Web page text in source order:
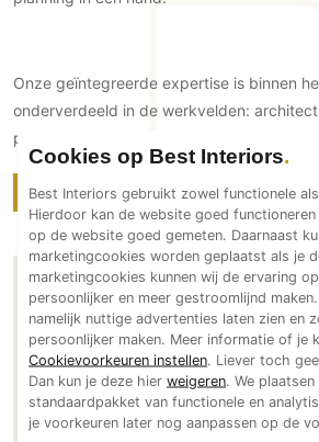
Thuisbioscoop
Domotica
Mirror TV
Fitnessapparatuur
Wifi
Overig
Aannemers Interieur
Akoestiek
Binnenzwembaden
Wellness
Wijnkelder en wijnkasten
Onze geïntegreerde expertise is binnen
onderverdeeld in de werkvelden:
projectmanagement, kantoorinnovatie en
Bekijk projecten Ga naar website
Contactgegevens
Locatie Amsterdam
Entrepotdok 164
1018 AD Amsterdam
Cookies op Best Interiors
Best Interiors gebruikt zowel functionele
Hierdoor kan de website goed
op de website goed gemeten. Daarnaast
marketingcookies worden geplaatst als je
marketingcookies kunnen wij de ervaring
persoonlijker en meer gestroomlijnd maken.
namelijk nuttige advertenties laten zien en
persoonlijker maken. Meer informatie of je
Cookievoorkeuren instellen. Liever toch
Dan kun je deze hier weigeren. We
standaardpakket van functionele en
je voorkeuren later nog aanpassen op de